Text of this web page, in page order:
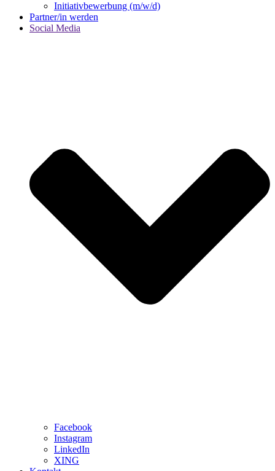
Initiativbewerbung (m/w/d)
Partner/in werden
Social Media
Facebook
Instagram
LinkedIn
XING